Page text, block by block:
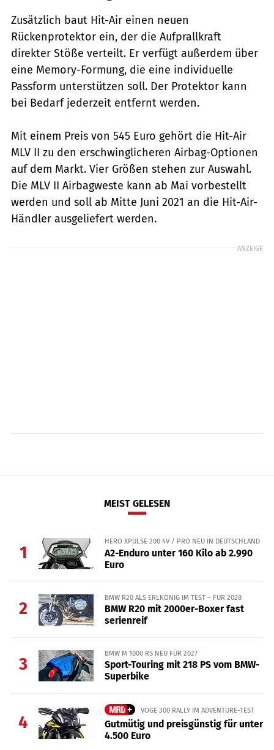
Zusätzlich baut Hit-Air einen neuen
Rückenprotektor ein, der die Aufprallkraft
direkter Stöße verteilt. Er verfügt außerdem über
eine Memory-Formung, die eine individuelle
Passform unterstützen soll. Der Protektor kann
bei Bedarf jederzeit entfernt werden.
Mit einem Preis von 545 Euro gehört die Hit-Air
MLV II zu den erschwinglicheren Airbag-Optionen
auf dem Markt. Vier Größen stehen zur Auswahl.
Die MLV II Airbagweste kann ab Mai vorbestellt
werden und soll ab Mitte Juni 2021 an die Hit-Air-
Händler ausgeliefert werden.
ANZEIGE
MEIST GELESEN
1
HERO XPULSE 200 4V / PRO NEU IN DEUTSCHLAND
A2-Enduro unter 160 Kilo ab 2.990
Euro
2
BMW R20 ALS ERLKÖNIG IM TEST – FÜR 2028
BMW R20 mit 2000er-Boxer fast
serienreif
3
BMW M 1000 RS NEU FÜR 2027
Sport-Touring mit 218 PS vom BMW-
Superbike
4
VOGE 300 RALLY IM ADVENTURE-TEST
Gutmütig und preisgünstig für unter
4.500 Euro